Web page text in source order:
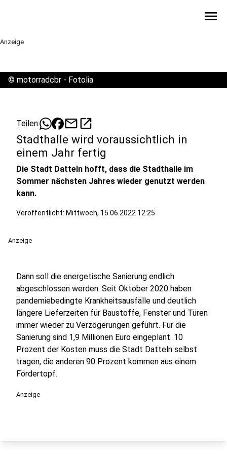
menu
Anzeige
© motorradcbr - Fotolia
Teilen: mailopen_in_new
Stadthalle wird voraussichtlich in
einem Jahr fertig
Die Stadt Datteln hofft, dass die Stadthalle im
Sommer nächsten Jahres wieder genutzt werden
kann.
Veröffentlicht: Mittwoch, 15.06.2022 12:25
Anzeige
Dann soll die energetische Sanierung endlich
abgeschlossen werden. Seit Oktober 2020 haben
pandemiebedingte Krankheitsausfälle und deutlich
längere Lieferzeiten für Baustoffe, Fenster und Türen
immer wieder zu Verzögerungen geführt. Für die
Sanierung sind 1,9 Millionen Euro eingeplant. 10
Prozent der Kosten muss die Stadt Datteln selbst
tragen, die anderen 90 Prozent kommen aus einem
Fördertopf.
Anzeige